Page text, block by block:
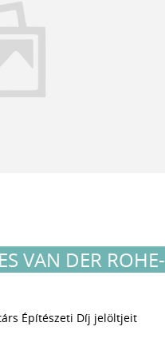
VAN DER ROHE-
Építészeti Díj jelöltjeit